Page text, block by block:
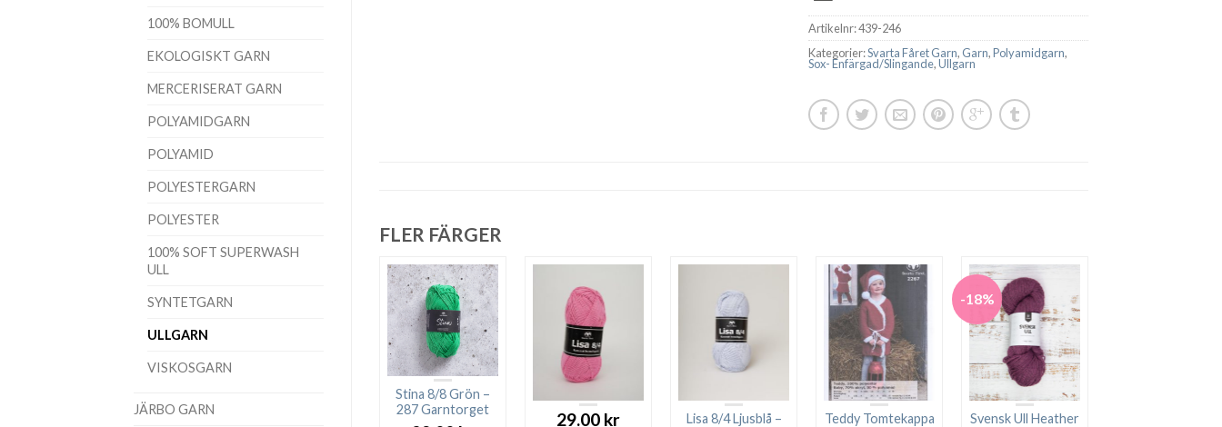
100% BOMULL
EKOLOGISKT GARN
MERCERISERAT GARN
POLYAMIDGARN
POLYAMID
POLYESTERGARN
POLYESTER
100% SOFT SUPERWASH
ULL
SYNTETGARN
ULLGARN
VISKOSGARN
JÄRBO GARN
Artikelnr:439-246
Kategorier:Svarta Fåret Garn, Garn,Polyamidgarn,
Sox- Enfärgad/Slingande,Ullgarn
FLER FÄRGER
Stina 8/8 Grön –
287 Garntorget
29.00 kr
Lisa 8/4 Ljusblå –
Teddy Tomtekappa
-18%
Svensk Ull Heather